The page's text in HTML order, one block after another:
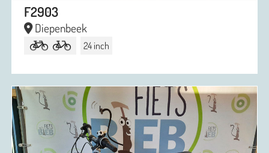
F2903
Diepenbeek
24 inch